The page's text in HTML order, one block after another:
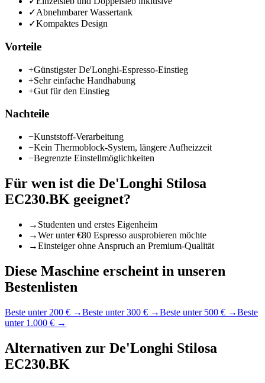
✓Abnehmbarer Wassertank
✓Kompaktes Design
Vorteile
+Günstigster De'Longhi-Espresso-Einstieg
+Sehr einfache Handhabung
+Gut für den Einstieg
Nachteile
−Kunststoff-Verarbeitung
−Kein Thermoblock-System, längere Aufheizzeit
−Begrenzte Einstellmöglichkeiten
Für wen ist die De'Longhi Stilosa
EC230.BK geeignet?
→ Studenten und erstes Eigenheim
→Wer unter €80 Espresso ausprobieren möchte
→Einsteiger ohne Anspruch an Premium-Qualität
Diese Maschine erscheint in unseren
Bestenlisten
Beste unter 200 € →Beste unter 300 € →Beste unter 500 € →Beste
unter 1.000 € →
Alternativen zur De'Longhi Stilosa
EC230.BK